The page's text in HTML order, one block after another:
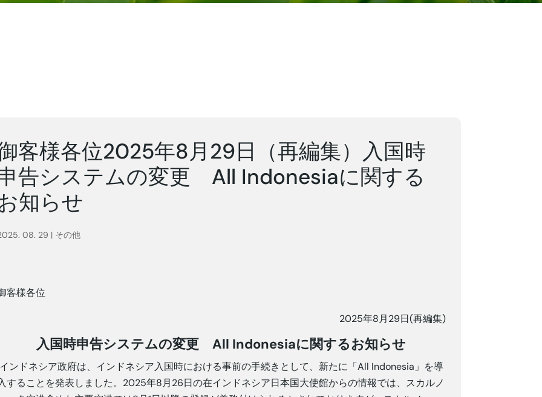
客様各位2025年8月29日（再編集）入国時
告システムの変更 All Indonesiaに関する
知らせ
08. 29 | その他
客様各位
2025年8月29日(再編集)
入国時申告システムの変更All Indonesiaに関するお知らせ
ンドネシア政府は、インドネシア入国時における事前の手続きとして、新たに「All Indonesia」を導
することを発表しました。2025年8月26日の在インドネシア日本国大使館からの情報では、スカルノ